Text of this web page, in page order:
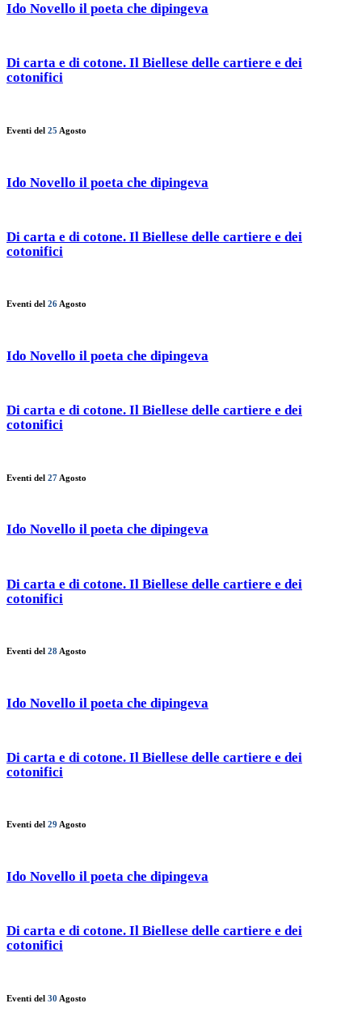
Ido Novello il poeta che dipingeva
Di carta e di cotone. Il Biellese delle cartiere e dei
cotonifici
Eventi del 25 Agosto
Ido Novello il poeta che dipingeva
Di carta e di cotone. Il Biellese delle cartiere e dei
cotonifici
Eventi del 26 Agosto
Ido Novello il poeta che dipingeva
Di carta e di cotone. Il Biellese delle cartiere e dei
cotonifici
Eventi del 27 Agosto
Ido Novello il poeta che dipingeva
Di carta e di cotone. Il Biellese delle cartiere e dei
cotonifici
Eventi del 28 Agosto
Ido Novello il poeta che dipingeva
Di carta e di cotone. Il Biellese delle cartiere e dei
cotonifici
Eventi del 29 Agosto
Ido Novello il poeta che dipingeva
Di carta e di cotone. Il Biellese delle cartiere e dei
cotonifici
Eventi del 30 Agosto